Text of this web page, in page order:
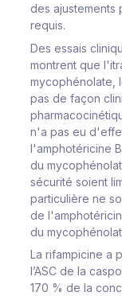
des ajustements
requis.
Des essais
montrent que
mycophénolate,
pas de façon
n'a pas eu
l'amphotéricine
du
sécurité soient
particulière ne
de
du
La rifampicine a
l’ASC de la
170 % de la